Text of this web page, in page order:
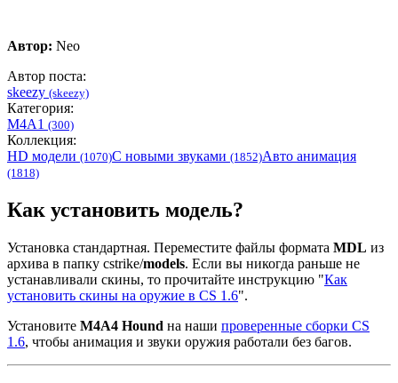
Автор: Neo
Автор поста:
skeezy (skeezy)
Категория:
M4A1 (300)
Коллекция:
HD модели (1070)С новыми звуками (1852)Авто анимация
(1818)
Как установить модель?
Установка стандартная. Переместите файлы формата MDL из
архива в папку cstrike/models. Если вы никогда раньше не
устанавливали скины, то прочитайте инструкцию "Как
установить скины на оружие в CS 1.6".
Установите M4A4 Hound на наши проверенные сборки CS
1.6, чтобы анимация и звуки оружия работали без багов.